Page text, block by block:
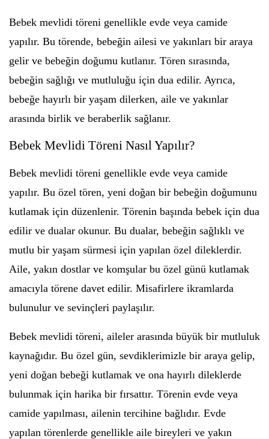
Bebek mevlidi töreni genellikle evde veya camide
yapılır. Bu törende, bebeğin ailesi ve yakınları bir araya
gelir ve bebeğin doğumu kutlanır. Tören sırasında,
bebeğin sağlığı ve mutluluğu için dua edilir. Ayrıca,
bebeğe hayırlı bir yaşam dilerken, aile ve yakınlar
arasında birlik ve beraberlik sağlanır.
Bebek Mevlidi Töreni Nasıl Yapılır?
Bebek mevlidi töreni genellikle evde veya camide
yapılır. Bu özel tören, yeni doğan bir bebeğin doğumunu
kutlamak için düzenlenir. Törenin başında bebek için dua
edilir ve dualar okunur. Bu dualar, bebeğin sağlıklı ve
mutlu bir yaşam sürmesi için yapılan özel dileklerdir.
Aile, yakın dostlar ve komşular bu özel günü kutlamak
amacıyla törene davet edilir. Misafirlere ikramlarda
bulunulur ve sevinçleri paylaşılır.
Bebek mevlidi töreni, aileler arasında büyük bir mutluluk
kaynağıdır. Bu özel gün, sevdiklerimizle bir araya gelip,
yeni doğan bebeği kutlamak ve ona hayırlı dileklerde
bulunmak için harika bir fırsattır. Törenin evde veya
camide yapılması, ailenin tercihine bağlıdır. Evde
yapılan törenlerde genellikle aile bireyleri ve yakın